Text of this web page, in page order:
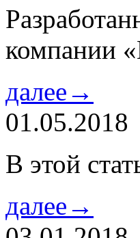
компании
далее→
01.05.2018
В этой
далее→